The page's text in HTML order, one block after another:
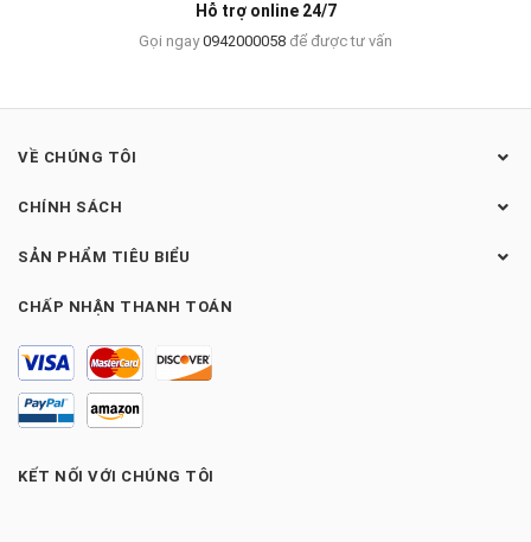
Hỗ trợ online 24/7
Gọi ngay0942000058 để được tư vấn
VỀ CHÚNG TÔI
CHÍNH SÁCH
SẢN PHẨM TIÊU BIỂU
CHẤP NHẬN THANH TOÁN
KẾT NỐI VỚI CHÚNG TÔI